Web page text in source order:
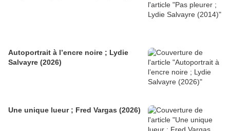
Autoportrait à l’encre noire ; Lydie
Salvayre (2026)
Une unique lueur ; Fred Vargas (2026)